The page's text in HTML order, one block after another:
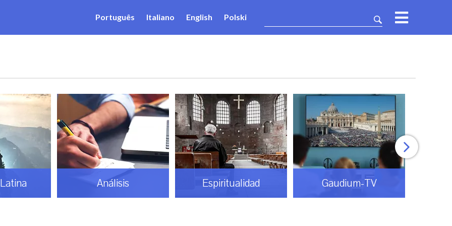
Português Italiano English Polski
Análisis Espiritualidad Gaudium-TV